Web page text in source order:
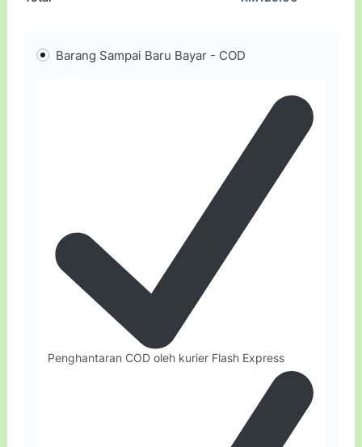
Barang Sampai Baru Bayar - COD
Penghantaran COD oleh kurier Flash Express